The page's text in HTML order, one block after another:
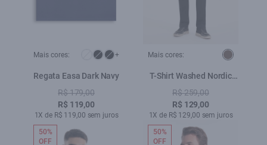
Mais cores: +
Regata Easa Dark Navy
R$ 179,00
R$ 119,00
1X de R$ 119,00 sem juros
Mais cores:
T-Shirt Washed Nordic
Tour Marrom
R$ 259,00
R$ 129,00
1X de R$ 129,00 sem juros
50%
OFF
50%
OFF